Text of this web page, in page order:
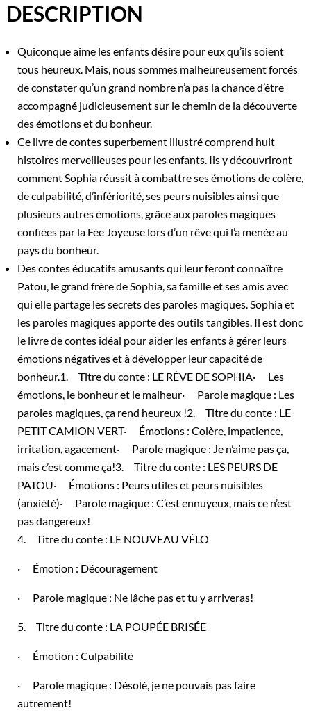
DESCRIPTION
Quiconque aime les enfants désire pour eux qu’ils soient
tous heureux. Mais, nous sommes malheureusement forcés
de constater qu’un grand nombre n’a pas la chance d’être
accompagné judicieusement sur le chemin de la découverte
des émotions et du bonheur.
Ce livre de contes superbement illustré comprend huit
histoires merveilleuses pour les enfants. Ils y découvriront
comment Sophia réussit à combattre ses émotions de colère,
de culpabilité, d’infériorité, ses peurs nuisibles ainsi que
plusieurs autres émotions, grâce aux paroles magiques
confiées par la Fée Joyeuse lors d’un rêve qui l’a menée au
pays du bonheur.
Des contes éducatifs amusants qui leur feront connaître
Patou, le grand frère de Sophia, sa famille et ses amis avec
qui elle partage les secrets des paroles magiques. Sophia et
les paroles magiques apporte des outils tangibles. Il est donc
le livre de contes idéal pour aider les enfants à gérer leurs
émotions négatives et à développer leur capacité de
bonheur.1. Titre du conte : LE RÊVE DE SOPHIA· Les
émotions, le bonheur et le malheur· Parole magique : Les
paroles magiques, ça rend heureux !2. Titre du conte : LE
PETIT CAMION VERT· Émotions : Colère, impatience,
irritation, agacement· Parole magique : Je n’aime pas ça,
mais c’est comme ça!3. Titre du conte : LES PEURS DE
PATOU· Émotions : Peurs utiles et peurs nuisibles
(anxiété)· Parole magique : C’est ennuyeux, mais ce n’est
pas dangereux!
4. Titre du conte : LE NOUVEAU VÉLO
· Émotion : Découragement
· Parole magique : Ne lâche pas et tu y arriveras!
5. Titre du conte : LA POUPÉE BRISÉE
· Émotion : Culpabilité
· Parole magique : Désolé, je ne pouvais pas faire
autrement!